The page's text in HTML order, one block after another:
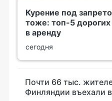
Курение под
тоже: топ-5
в аренду
сегодня
Почти 66 тыс.
Финляндии въехали